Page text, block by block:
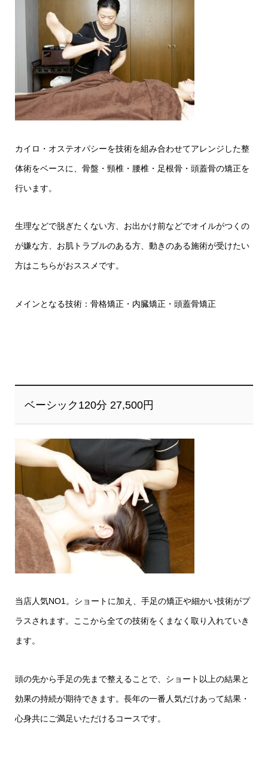
カイロ・オステオパシーを技術を組み合わせてアレンジした整
体術をベースに、骨盤・頸椎・腰椎・足根骨・頭蓋骨の矯正を
行います。
生理などで脱ぎたくない方、お出かけ前などでオイルがつくの
が嫌な方、お肌トラブルのある方、動きのある施術が受けたい
方はこちらがおススメです。
メインとなる技術：骨格矯正・内臓矯正・頭蓋骨矯正
ベーシック120分 27,500円
当店人気NO1。ショートに加え、手足の矯正や細かい技術がプ
ラスされます。ここから全ての技術をくまなく取り入れていき
ます。
頭の先から手足の先まで整えることで、ショート以上の結果と
効果の持続が期待できます。長年の一番人気だけあって結果・
心身共にご満足いただけるコースです。